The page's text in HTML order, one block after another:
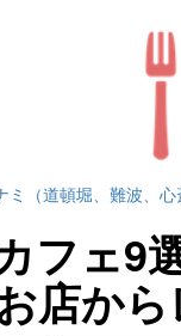
ミ（道頓堀、難波、心
フェ9
店か